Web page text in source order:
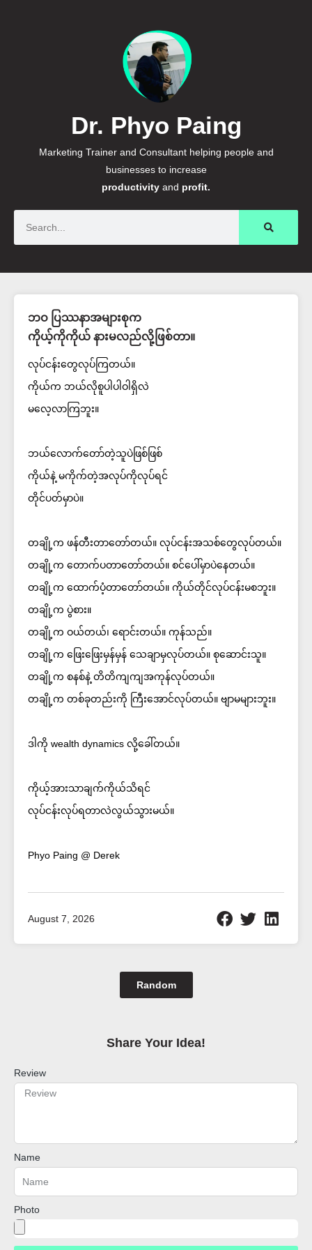
Dr. Phyo Paing
Marketing Trainer and Consultant helping people and
businesses to increase
productivity and profit.
ဘဝ ပြဿနာအများစုက
ကိုယ့်ကိုကိုယ် နားမလည်လို့ဖြစ်တာ။
လုပ်ငန်းတွေလုပ်ကြတယ်။
ကိုယ်က ဘယ်လိုစူပါပါဝါရှိလဲ
မလေ့လာကြဘူး။
ဘယ်လောက်တော်တဲ့သူပဲဖြစ်ဖြစ်
ကိုယ်နဲ့ မကိုက်တဲ့အလုပ်ကိုလုပ်ရင်
တိုင်ပတ်မှာပဲ။
တချို့က ဖန်တီးတာတော်တယ်။ လုပ်ငန်းအသစ်တွေလုပ်တယ်။
တချို့က တောက်ပတာတော်တယ်။ စင်ပေါ်မှာပဲနေတယ်။
တချို့က ထောက်ပံ့တာတော်တယ်။ ကိုယ်တိုင်လုပ်ငန်းမစဘူး။
တချို့က ပွဲစား။
တချို့က ဝယ်တယ်၊ ရောင်းတယ်။ ကုန်သည်။
တချို့က ဖြေးဖြေးမှန်မှန် သေချာမှလုပ်တယ်။ စုဆောင်းသူ။
တချို့က စနစ်နဲ့ တိတိကျကျအကုန်လုပ်တယ်။
တချို့က တစ်ခုတည်းကို ကြီးအောင်လုပ်တယ်။ ဗျာမများဘူး။
ဒါကို wealth dynamics လို့ခေါ်တယ်။
ကိုယ့်အားသာချက်ကိုယ်သိရင်
လုပ်ငန်းလုပ်ရတာလဲလွယ်သွားမယ်။
Phyo Paing @ Derek
August 7, 2026
Random
Share Your Idea!​
Review
Name
Photo